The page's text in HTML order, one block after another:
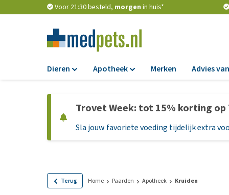
Voor 21:30 besteld, morgen in huis*
Dieren
Hondenbrokken
Natvoer
Graanvrij
Apotheek
Vlooien en teken
Ontworming
Probiotica en
Merken Advies
Trovet Week: tot 15% korting
Sla jouw favoriete voeding tijdelijk extra
Terug Home Paarden Apotheek Kruiden